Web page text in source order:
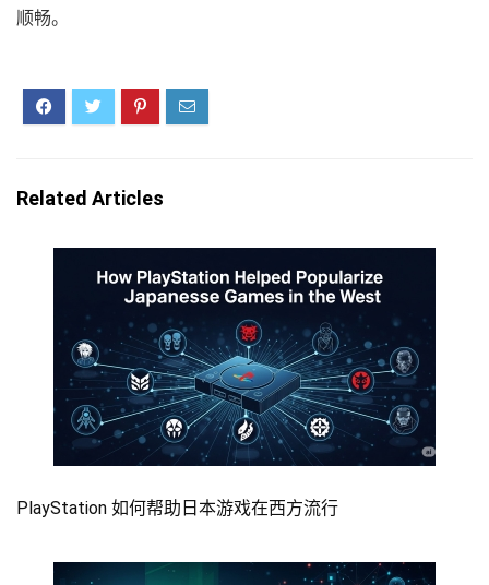
顺畅。
Related Articles
PlayStation 如何帮助日本游戏在西方流行